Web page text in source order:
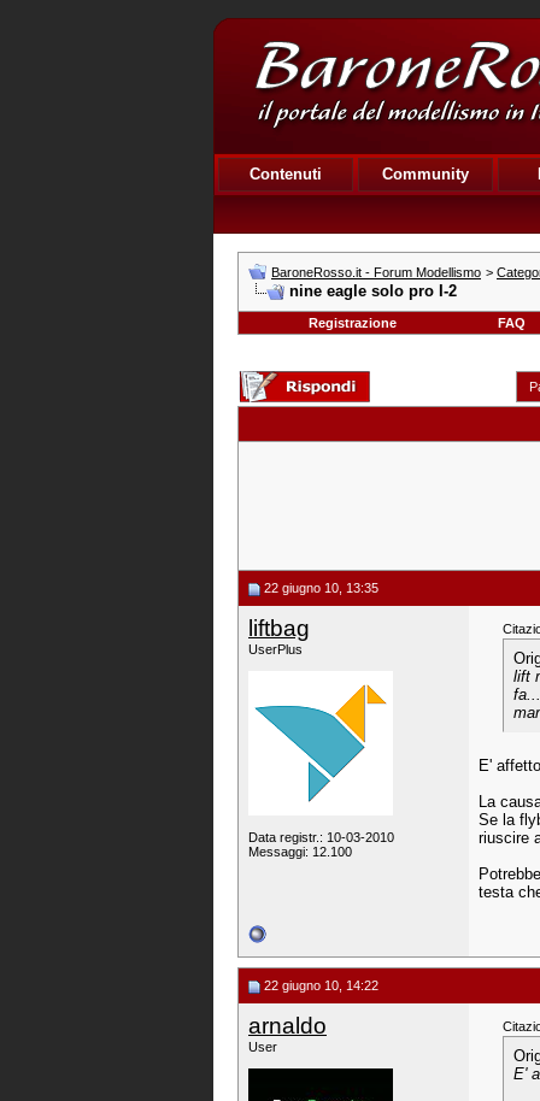
Contenuti Community
BaroneRosso.it - Forum Modellismo >
nine eagle solo pro I-2
Registrazione FAQ
22 giugno 10, 13:35
liftbag
UserPlus
Data registr.: 10-03-2010
Messaggi: 12.100
lift
E'
La
Se la
riuscire
testa
22 giugno 10, 14:22
arnaldo
User
E'